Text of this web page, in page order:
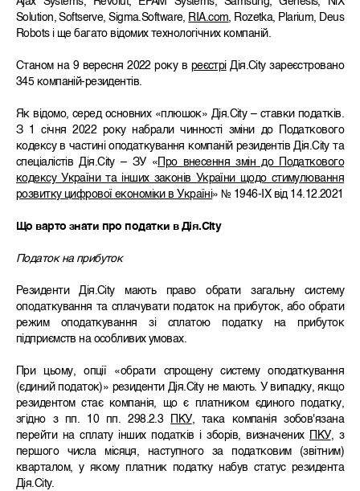
Solution, Softserve, Sigma.Software, RIA.com, Rozetka, Plarium, Deus
Robots і ще багато відомих технологічних компаній.
Станом на 9 вересня 2022 року в реєстріДія.City зареєстровано
345 компаній-резидентів.
Як відомо, серед основних «плюшок» Дія.City – ставки податків.
З 1 січня 2022 року набрали чинності зміни до Податкового
кодексу в частині оподаткування компаній резидентів Дія.City та
спеціалістів Дія.City – ЗУ « Про внесення змін до Податкового
кодексу України та інших законів України щодо стимулювання
розвитку цифрової економіки в Україні» № 1946-IX від 14.12.2021
Що варто знати про податки в Дія.City
Податок на прибуток
Резиденти Дія.City мають право обрати загальну систему
оподаткування та сплачувати податок на прибуток, або обрати
режим оподаткування зі сплатою податку на прибуток
підприємств на особливих умовах.
При цьому, опції «обрати спрощену систему оподаткування
(єдиний податок)» резиденти Дія.City не мають. У випадку, якщо
резидентом стає компанія, що є платником єдиного податку,
згідно з пп. 10 пп. 298.2.3
ПКУ, така компанія зобов'язана
перейти на сплату інших податків і зборів, визначених
ПКУ, з
першого числа місяця, наступного за податковим (звітним)
кварталом, у якому платник податку набув статус резидента
Дія.City.